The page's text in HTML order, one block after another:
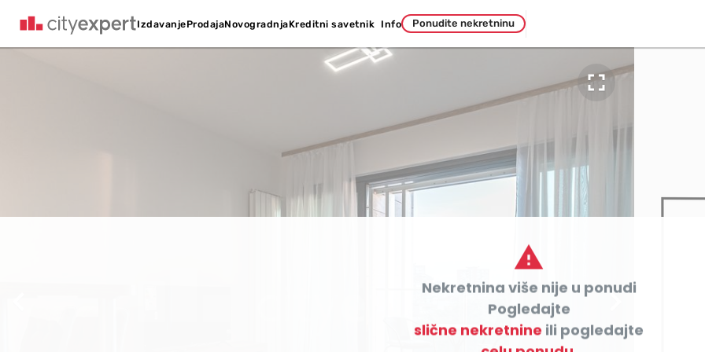
IzdavanjeProdajaNovogradnjaKreditni savetnik Info Ponudite nekretninu



Nekretnina više nije u ponudi
Pogledajte
slične nekretnine ili pogledajte